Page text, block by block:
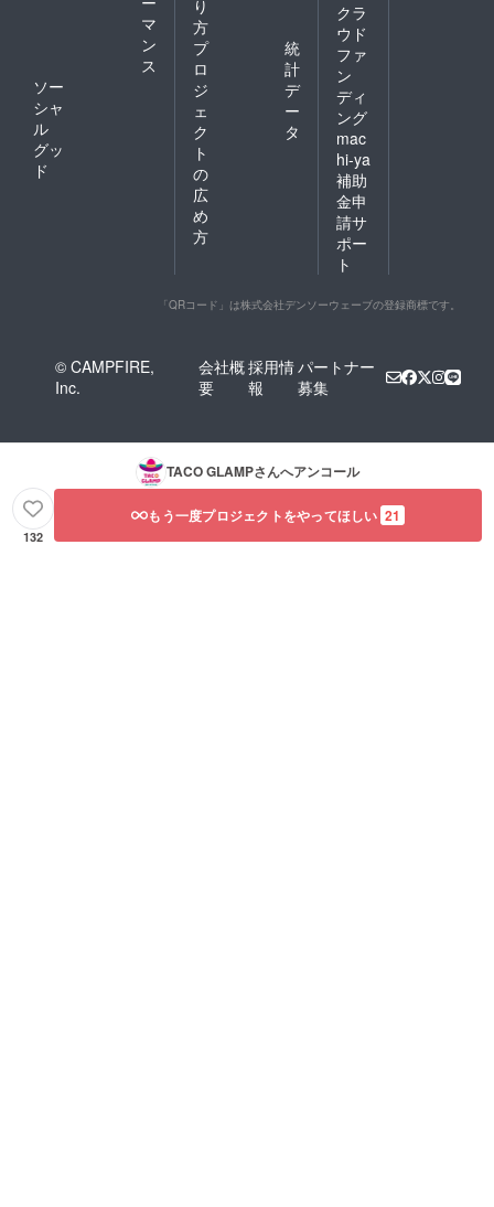
マ
ン
ス
ソー
シャ
ル
グッ
ド
り
方
プ
ロ
ジ
ェ
ク
ト
の
広
め
方
統
計
デ
ー
タ
クラ
ウド
ファ
ン
ディ
ング
mac
hi-ya
補助
金申
請サ
ポー
ト
「QRコード」は株式会社デンソーウェーブの登録商標です。
© CAMPFIRE,
Inc.
会社概
要
採用情
報
パートナー
募集
TACO GLAMPさんへアンコール
132
もう一度プロジェクトをやってほしい 21